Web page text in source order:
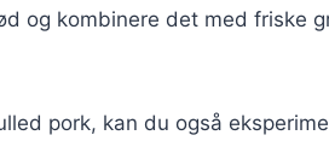
og kombinere det med friske
pork, kan du også